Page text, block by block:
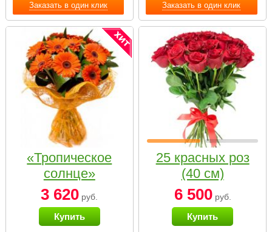
Заказать в один клик Заказать в один клик
«Тропическое
солнце»
3 620 руб.
Купить
25 красных роз
(40 см)
6 500руб.
Купить